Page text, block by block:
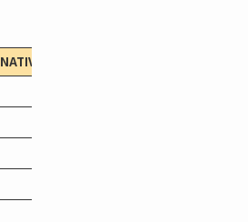
ARCHITECTURE